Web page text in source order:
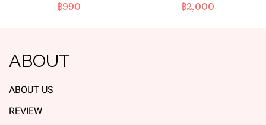
฿990
฿2,000
ABOUT
ABOUT US
REVIEW